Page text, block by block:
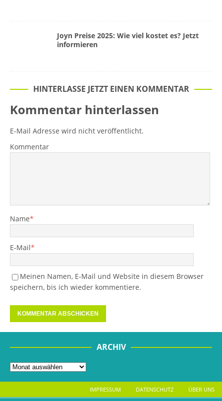
Joyn Preise 2025: Wie viel kostet es? Jetzt
informieren
HINTERLASSE JETZT EINEN KOMMENTAR
Kommentar hinterlassen
E-Mail Adresse wird nicht veröffentlicht.
Kommentar
Name*
E-Mail*
Meinen Namen, E-Mail und Website in diesem Browser
speichern, bis ich wieder kommentiere.
ARCHIV
IMPRESSUM DATENSCHUTZ ÜBER UNS